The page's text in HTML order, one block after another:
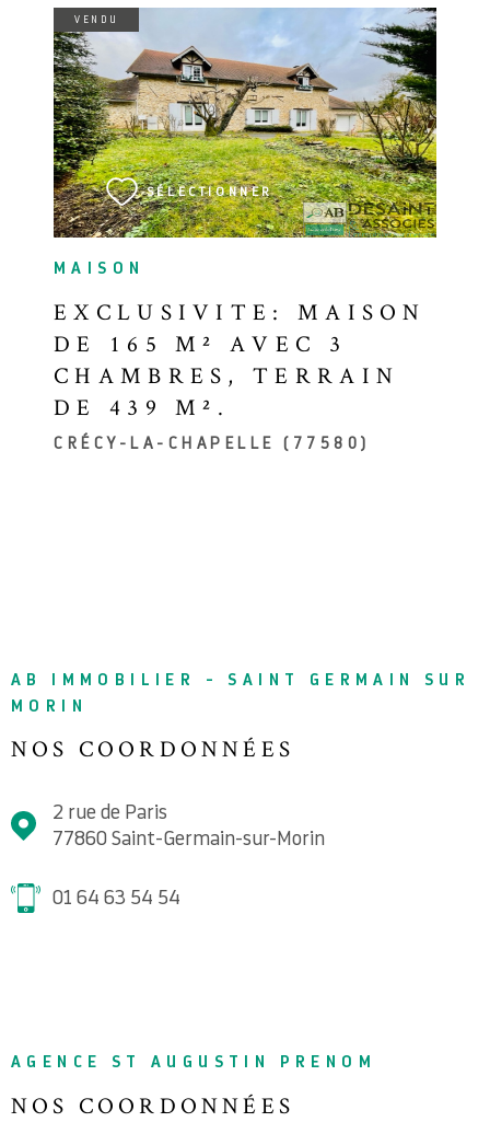
MAISON
EXCLUSIVITE: MAISON
DE 165 M² AVEC 3
CHAMBRES, TERRAIN
DE 439 M².
CRÉCY-LA-CHAPELLE (77580)
VENDU
SÉLECTIONNER
VOIR LE BIEN
AB IMMOBILIER - SAINT GERMAIN SUR
MORIN
NOS COORDONNÉES
2 rue de Paris
77860
Saint-Germain-sur-Morin
01 64 63 54 54
AGENCE ST AUGUSTIN PRENOM
NOS COORDONNÉES